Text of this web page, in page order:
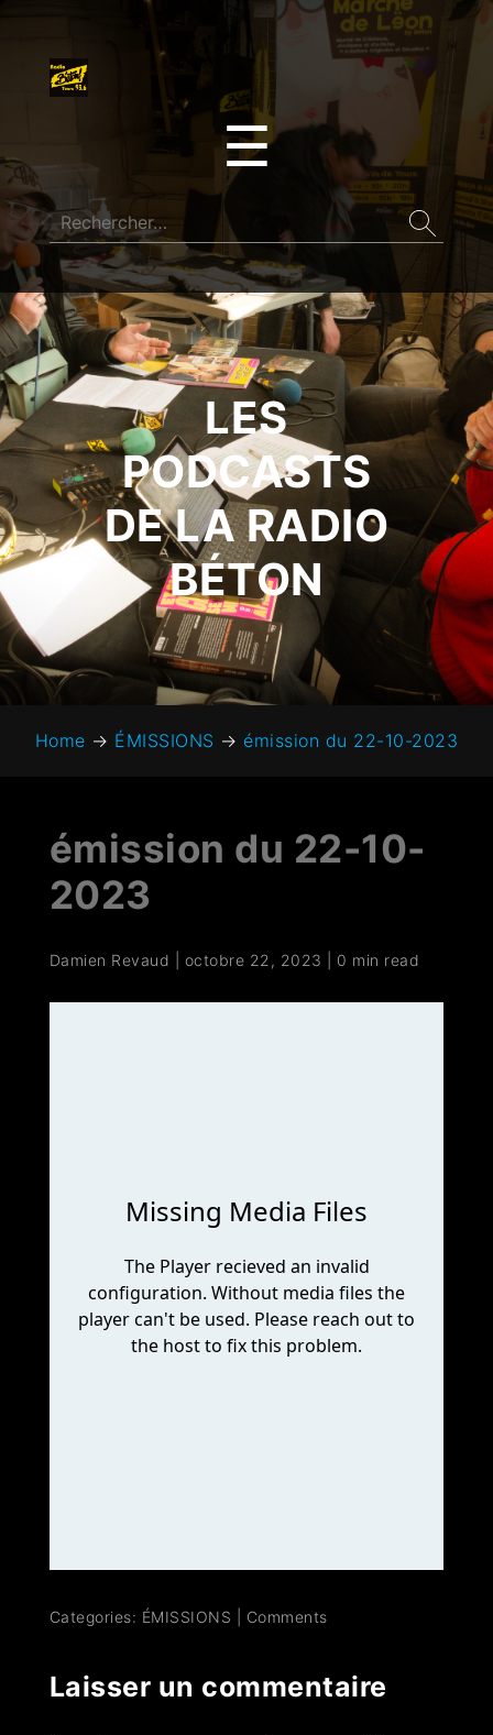
☰
LES
PODCASTS
DE LA RADIO
BÉTON
Home → ÉMISSIONS → émission du 22-10-2023
émission du 22-10-
2023
Damien Revaud octobre 22, 2023 0 min read
Categories: ÉMISSIONS Comments
Laisser un commentaire